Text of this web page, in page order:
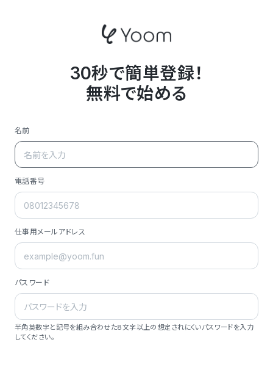
30秒で簡単登録！
無料で始める
名前
電話番号
仕事用メールアドレス
パスワード
半角英数字と記号を組み合わせた8文字以上の想定されにくいパスワードを入力
してください。